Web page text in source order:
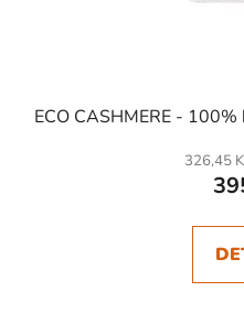
ECO CASHMERE -
326,45